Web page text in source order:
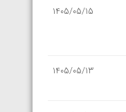
1405/05/15
1405/05/13